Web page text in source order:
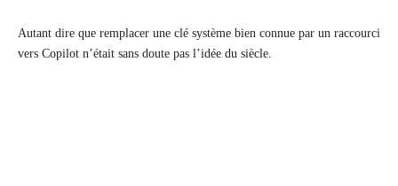
Autant dire que remplacer une clé système bien connue par un raccourci
vers Copilot n’était sans doute pas l’idée du siècle.